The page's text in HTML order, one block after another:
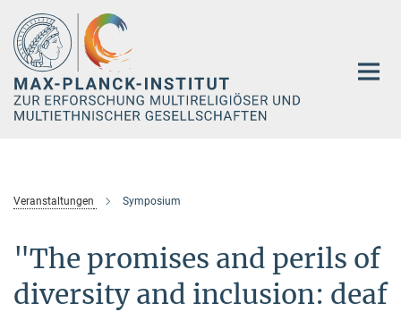
Hauptinhalt
Veranstaltungen Symposium
"The promises and perils of
diversity and inclusion: deaf